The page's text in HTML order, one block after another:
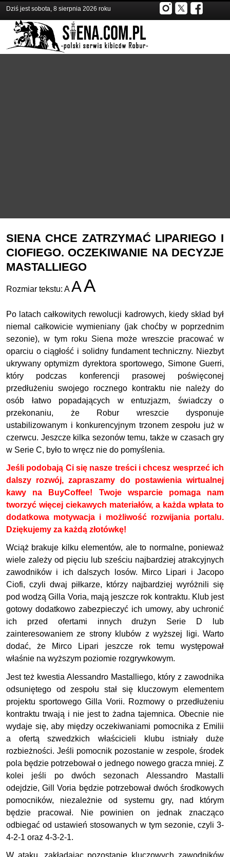
Dziś jest sobota, 8 sierpnia 2026 roku
SIENA CHCE ZATRZYMAĆ LIPARIEGO I
CIOFIEGO. OCZEKIWANIE NA DECYZJE
MASTALLIEGO
Rozmiar tekstu: A AA
Po latach całkowitych rewolucji kadrowych, kiedy skład był
niemal całkowicie wymieniany (jak choćby w poprzednim
sezonie), w tym roku Siena może wreszcie pracować w
oparciu o ciągłość i solidny fundament techniczny. Niezbyt
ukrywany optymizm dyrektora sportowego, Simone Guerri,
który podczas konferencji prasowej poświęconej
przedłużeniu swojego rocznego kontraktu nie należy do
osób łatwo popadających w entuzjazm, świadczy o
przekonaniu, że Robur wreszcie dysponuje
ustabilizowanym i konkurencyjnym trzonem zespołu już w
czerwcu. Jeszcze kilka sezonów temu, także w czasach gry
w Serie C, było to wręcz nie do pomyślenia.
Jeśli podobają Ci się nasze treści i chcesz wesprzeć ich
dalszy rozwój, zapraszamy do postawienia wirtualnej
kawy na BuyCoffee! Twoje wsparcie pomaga nam
tworzyć więcej ciekawych materiałów, a każda wpłata to
dodatkowa motywacja i możliwość rozwijania portalu.
Dziękujemy za każdą złotówkę!
Wciąż brakuje kilku elementów, ale to normalne, ponieważ
wiele zależy od pięciu lub sześciu najbardziej atrakcyjnych
zawodników i ich dalszych losów. Mirco Lipari i Jacopo
Ciofi, czyli dwaj piłkarze, którzy najbardziej wyróżnili się
pod wodzą Gilla Voria, mają jeszcze rok kontraktu. Klub jest
gotowy dodatkowo zabezpieczyć ich umowy, aby uchronić
ich przed ofertami innych drużyn Serie D lub
zainteresowaniem ze strony klubów z wyższej ligi. Warto
dodać, że Mirco Lipari jeszcze rok temu występował
właśnie na wyższym poziomie rozgrywkowym.
Jest też kwestia Alessandro Mastalliego, który z zawodnika
odsuniętego od zespołu stał się kluczowym elementem
projektu sportowego Gilla Vorii. Rozmowy o przedłużeniu
kontraktu trwają i nie jest to żadna tajemnica. Obecnie nie
wydaje się, aby między oczekiwaniami pomocnika z Emilii
a ofertą szwedzkich właścicieli klubu istniały duże
rozbieżności. Jeśli pomocnik pozostanie w zespole, środek
pola będzie potrzebował o jednego nowego gracza mniej. Z
kolei jeśli po dwóch sezonach Alessandro Mastalli
odejdzie, Gill Voria będzie potrzebował dwóch środkowych
pomocników, niezależnie od systemu gry, nad którym
będzie pracował. Nie powinien on jednak znacząco
odbiegać od ustawień stosowanych w tym sezonie, czyli 3-
4-2-1 oraz 4-3-2-1.
W ataku, zakładając pozostanie kluczowych zawodników